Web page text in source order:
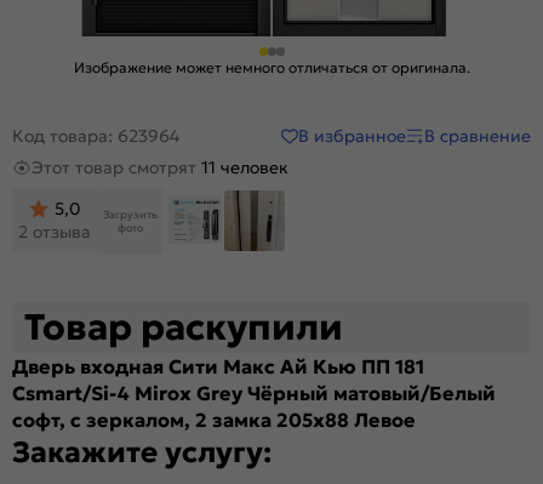
Изображение может немного отличаться от оригинала.
Код товара: 623964 В избранное
В сравнение
Этот товар смотрят 11 человек
5,0
2 отзыва
Загрузить
фото
Товар раскупили
Дверь входная Сити Макс Ай Кью ПП 181
Сsmart/Si-4 Mirox Grey Чёрный матовый/Белый
софт, с зеркалом, 2 замка 205x88 Левое
Закажите услугу: